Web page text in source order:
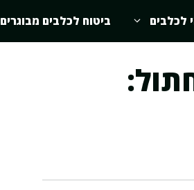
לכלבים ביטוח לכלבים מבוגרים